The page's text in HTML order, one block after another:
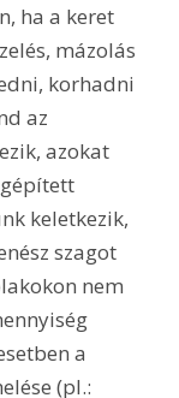
ha a keret
mázolás
korhadni
az
azokat
keletkezik,
szagot
nem
a
(pl.: